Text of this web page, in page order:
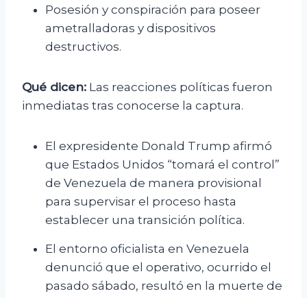
Posesión y conspiración para poseer
ametralladoras y dispositivos
destructivos.
Qué dicen: Las reacciones políticas fueron
inmediatas tras conocerse la captura.
El expresidente Donald Trump afirmó
que Estados Unidos “tomará el control”
de Venezuela de manera provisional
para supervisar el proceso hasta
establecer una transición política.
El entorno oficialista en Venezuela
denunció que el operativo, ocurrido el
pasado sábado, resultó en la muerte de